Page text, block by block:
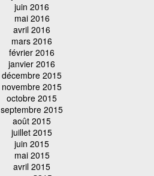
juin 2016
mai 2016
avril 2016
mars 2016
février 2016
janvier 2016
décembre 2015
novembre 2015
octobre 2015
septembre 2015
août 2015
juillet 2015
juin 2015
mai 2015
avril 2015